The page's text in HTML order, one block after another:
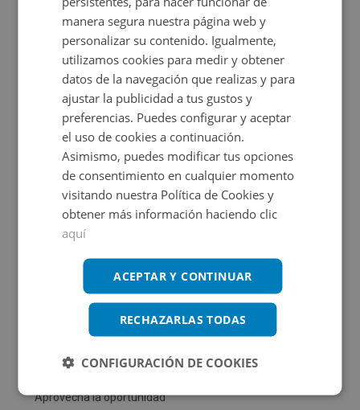
Certificado energético
Calificación de eficiencia energética
en trámite.
Promociones asociadas
Tu sueño comienza aquí
Ver más inmuebles
Aprovecha la oportunidad
manera segura nuestra página web y
personalizar su contenido. Igualmente,
utilizamos cookies para medir y obtener
datos de la navegación que realizas y para
ajustar la publicidad a tus gustos y
preferencias. Puedes configurar y aceptar
el uso de cookies a continuación.
Asimismo, puedes modificar tus opciones
de consentimiento en cualquier momento
visitando nuestra Política de Cookies y
obtener más información haciendo clic
aquí
ACEPTAR Y CONTINUAR
RECHAZARLAS TODAS
CONFIGURACIÓN DE COOKIES